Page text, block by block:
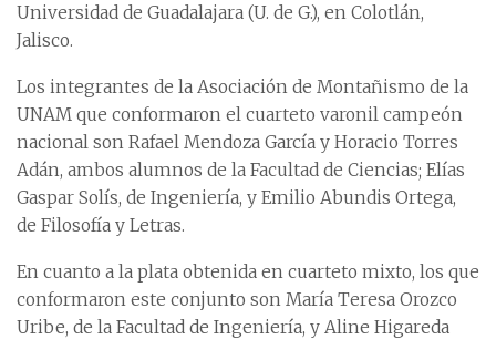
Universidad de Guadalajara (U. de G.), en Colotlán,
Jalisco.
Los integrantes de la Asociación de Montañismo de la
UNAM que conformaron el cuarteto varonil campeón
nacional son Rafael Mendoza García y Horacio Torres
Adán, ambos alumnos de la Facultad de Ciencias; Elías
Gaspar Solís, de Ingeniería, y Emilio Abundis Ortega,
de Filosofía y Letras.
En cuanto a la plata obtenida en cuarteto mixto, los que
conformaron este conjunto son María Teresa Orozco
Uribe, de la Facultad de Ingeniería, y Aline Higareda